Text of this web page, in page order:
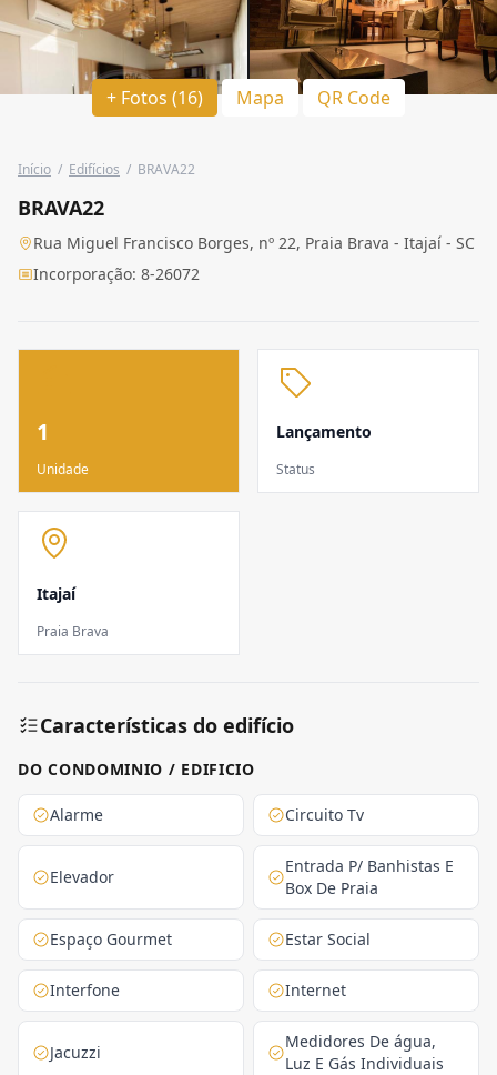
+ Fotos (16) Mapa QR Code
Início / Edifícios / BRAVA22
BRAVA22
Rua Miguel Francisco Borges, nº 22, Praia Brava - Itajaí - SC
Incorporação: 8-26072
1
Unidade
Lançamento
Status
Itajaí
Praia Brava
Características do edifício
DO CONDOMINIO / EDIFICIO
Alarme Circuito Tv
Elevador
Entrada P/ Banhistas E
Box De Praia
Espaço Gourmet Estar Social
Interfone Internet
Jacuzzi
Medidores De água,
Luz E Gás Individuais